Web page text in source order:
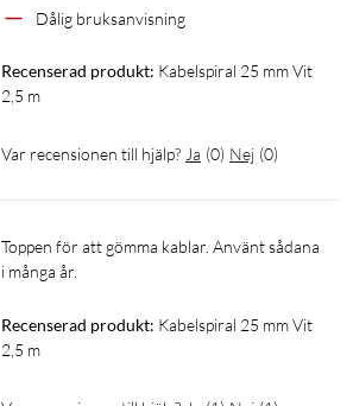
Dålig bruksanvisning
Recenserad produkt: Kabelspiral 25 mm Vit
2,5 m
Var recensionen till hjälp? Ja (0) Nej (0)
Toppen för att gömma kablar. Använt sådana
i många år.
Recenserad produkt: Kabelspiral 25 mm Vit
2,5 m